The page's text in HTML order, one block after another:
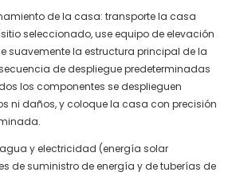
de la casa: transporte la casa
seleccionado, use equipo de elevación
suavemente la estructura principal de la
de despliegue predeterminadas
los componentes se desplieguen
ni daños, y coloque la casa con precisión
y electricidad (energía solar
de suministro de energía y de tuberías de